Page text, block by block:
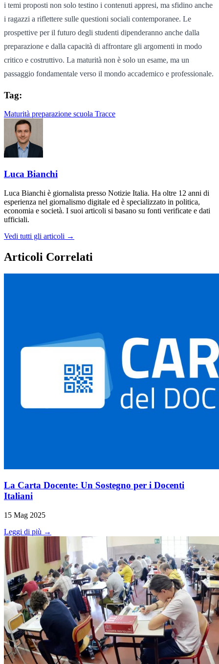
i temi proposti non solo testino i contenuti appresi, ma sfidino anche
i ragazzi a riflettere sulle questioni sociali contemporanee. Le
prospettive per il futuro degli studenti dipenderanno anche dalla
preparazione e dalla capacità di affrontare gli argomenti in modo
critico e costruttivo. La maturità non è solo un esame, ma un
passaggio fondamentale verso il mondo accademico e professionale.
Tag:
Maturità preparazione scuola Tracce
Luca Bianchi
Luca Bianchi è giornalista presso Notizie Italia. Ha oltre 12 anni di
esperienza nel giornalismo digitale ed è specializzato in politica,
economia e società. I suoi articoli si basano su fonti verificate e dati
ufficiali.
Vedi tutti gli articoli →
Articoli Correlati
La Carta Docente: Un Sostegno per i Docenti
Italiani
15 Mag 2025
Leggi di più →